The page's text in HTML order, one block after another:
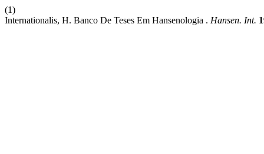
(1)
Internationalis, H. Banco De Teses Em Hansenologia . Hansen. Int.